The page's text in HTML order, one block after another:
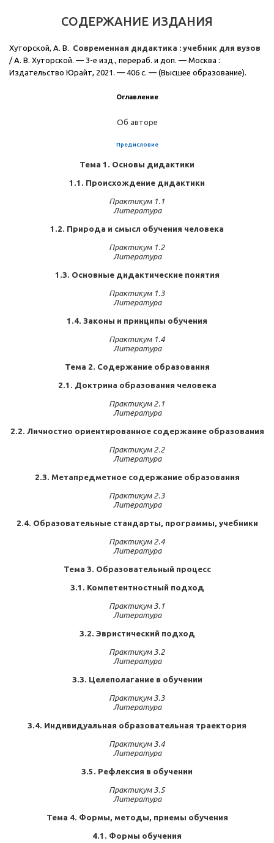
СОДЕРЖАНИЕ ИЗДАНИЯ
Хуторской, А. В. Современная дидактика : учебник для вузов
/ А. В. Хуторской. — 3-е изд., перераб. и доп. — Москва :
Издательство Юрайт, 2021. — 406 с. — (Высшее образование).
Оглавление
Об авторе
Предисловие
Тема 1. Основы дидактики
1.1. Происхождение дидактики
Практикум 1.1
Литература
1.2. Природа и смысл обучения человека
Практикум 1.2
Литература
1.3. Основные дидактические понятия
Практикум 1.3
Литература
1.4. Законы и принципы обучения
Практикум 1.4
Литература
Тема 2. Содержание образования
2.1. Доктрина образования человека
Практикум 2.1
Литература
2.2. Личностно ориентированное содержание образования
Практикум 2.2
Литература
2.3. Метапредметное содержание образования
Практикум 2.3
Литература
2.4. Образовательные стандарты, программы, учебники
Практикум 2.4
Литература
Тема 3. Образовательный процесс
3.1. Компетентностный подход
Практикум 3.1
Литература
3.2. Эвристический подход
Практикум 3.2
Литература
3.3. Целеполагание в обучении
Практикум 3.3
Литература
3.4. Индивидуальная образовательная траектория
Практикум 3.4
Литература
3.5. Рефлексия в обучении
Практикум 3.5
Литература
Тема 4. Формы, методы, приемы обучения
4.1. Формы обучения